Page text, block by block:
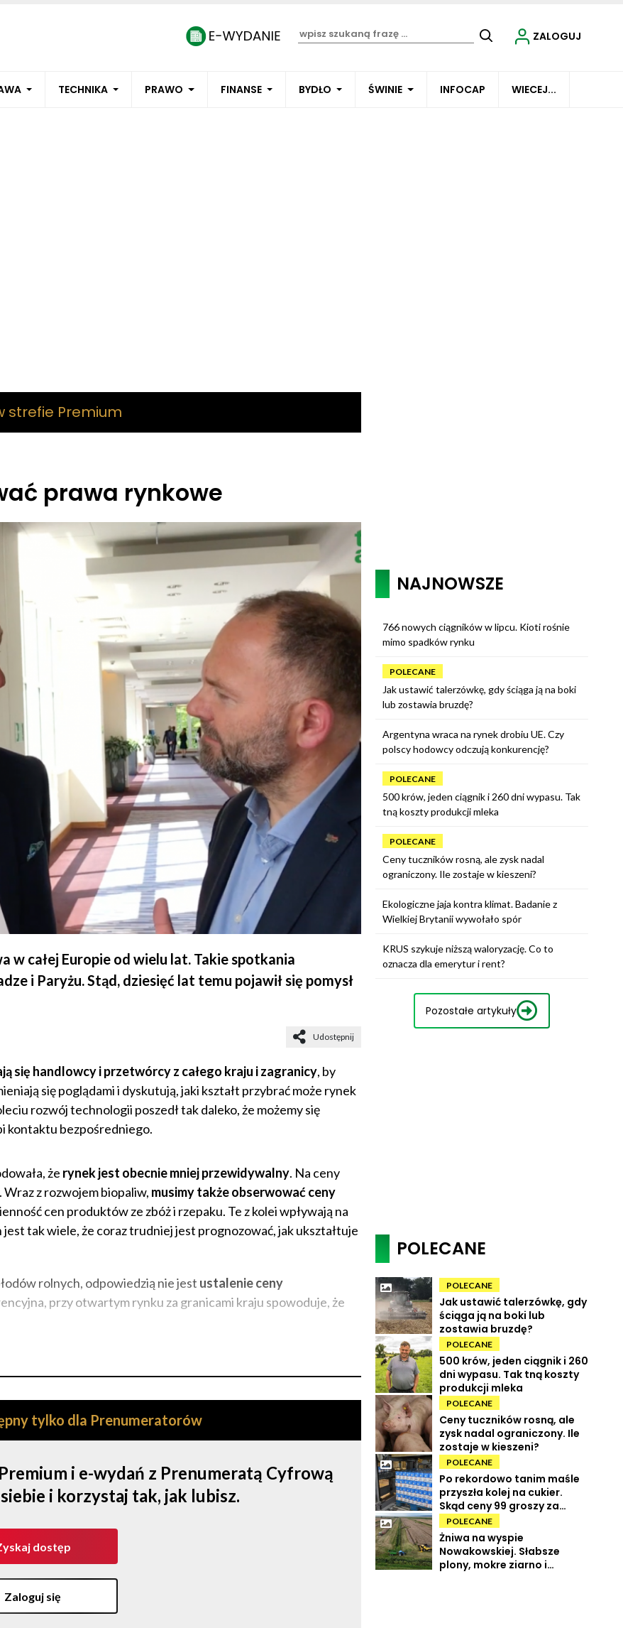
TECHNIKA PRAWO FINANSE BYDŁO ŚWINIE INFOCAP WIECEJ...
ZALOGUJ
strefie Premium
prawa rynkowe
całej Europie od wielu lat. Takie spotkania
i Paryżu. Stąd, dziesięć lat temu pojawił się pomysł
Udostępnij
się handlowcy i przetwórcy z całego kraju i zagranicy, by
się poglądami i dyskutują, jaki kształt przybrać może rynek
rozwój technologii poszedł tak daleko, że możemy się
kontaktu bezpośredniego.
że rynek jest obecnie mniej przewidywalny. Na ceny
Wraz z rozwojem biopaliw, musimy także obserwować ceny
cen produktów ze zbóż i rzepaku. Te z kolei wpływają na
tak wiele, że coraz trudniej jest prognozować, jak ukształtuje
rolnych, odpowiedzią nie jest ustalenie ceny
przy otwartym rynku za granicami kraju spowoduje, że
tylko dla Prenumeratorów
i e-wydań z Prenumeratą Cyfrową
i korzystaj tak, jak lubisz.
dostęp
Zaloguj się
NAJNOWSZE
766 nowych ciągników w lipcu. Kioti rośnie
mimo spadków rynku
POLECANE
Jak ustawić talerzówkę, gdy ściąga ją na boki
lub zostawia bruzdę?
Argentyna wraca na rynek drobiu UE. Czy
polscy hodowcy odczują konkurencję?
POLECANE
500 krów, jeden ciągnik i 260 dni wypasu. Tak
tną koszty produkcji mleka
POLECANE
Ceny tuczników rosną, ale zysk nadal
ograniczony. Ile zostaje w kieszeni?
Ekologiczne jaja kontra klimat. Badanie z
Wielkiej Brytanii wywołało spór
KRUS szykuje niższą waloryzację. Co to
oznacza dla emerytur i rent?
Pozostałe artykuły
POLECANE
POLECANE
Jak ustawić talerzówkę, gdy
ściąga ją na boki lub
zostawia bruzdę?
POLECANE
500 krów, jeden ciągnik i 260
dni wypasu. Tak tną koszty
produkcji mleka
POLECANE
Ceny tuczników rosną, ale
zysk nadal ograniczony. Ile
zostaje w kieszeni?
POLECANE
Po rekordowo tanim maśle
przyszła kolej na cukier.
Skąd ceny 99 groszy za
kilogram?
POLECANE
Żniwa na wyspie
Nowakowskiej. Słabsze
plony, mokre ziarno i